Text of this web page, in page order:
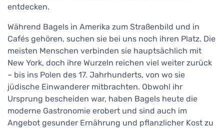
entdecken.
Während Bagels in Amerika zum Straßenbild und in
Cafés gehören, suchen sie bei uns noch ihren Platz. Die
meisten Menschen verbinden sie hauptsächlich mit
New York, doch ihre Wurzeln reichen viel weiter zurück
– bis ins Polen des 17. Jahrhunderts, von wo sie
jüdische Einwanderer mitbrachten. Obwohl ihr
Ursprung bescheiden war, haben Bagels heute die
moderne Gastronomie erobert und sind auch im
Angebot gesunder Ernährung und pflanzlicher Kost zu